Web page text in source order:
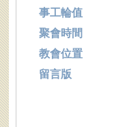
事工輪值
聚會時間
教會位置
留言版